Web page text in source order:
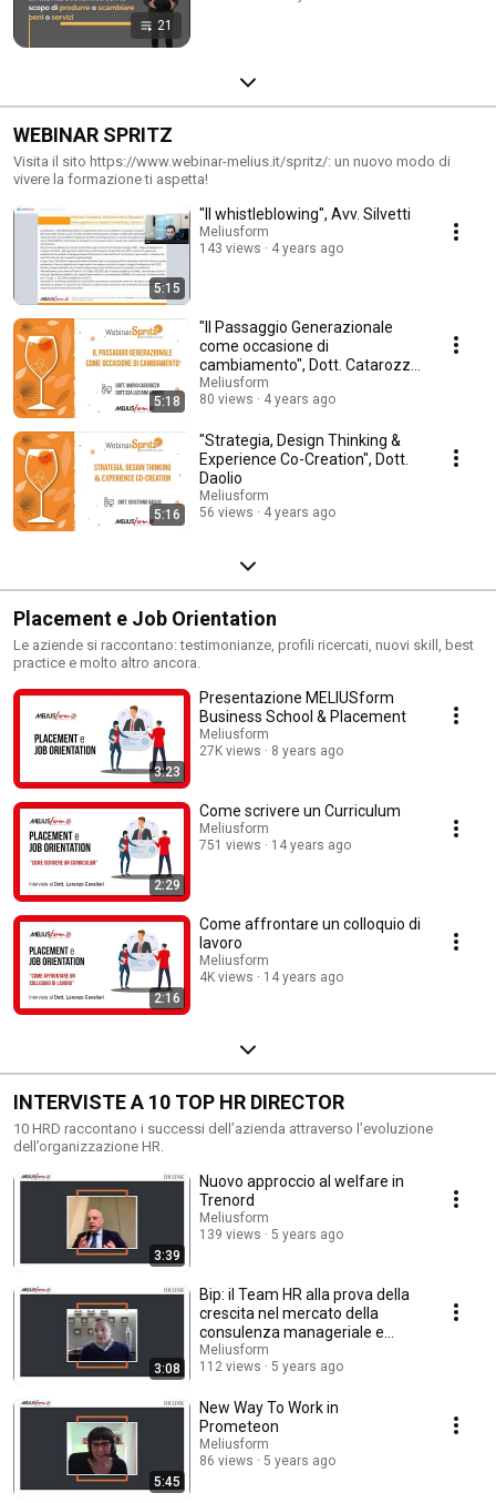
21
WEBINAR SPRITZ
Visita il sito https://www.webinar-melius.it/spritz/: un nuovo modo di
vivere la formazione ti aspetta!
5:15
"Il whistleblowing", Avv. Silvetti
Meliusform
143 views
4 years ago
5:18
"Il Passaggio Generazionale
come occasione di
cambiamento", Dott. Catarozzo
e Dott.ssa Lauber
Meliusform
80 views
4 years ago
5:16
"Strategia, Design Thinking &
Experience Co-Creation", Dott.
Daolio
Meliusform
56 views
4 years ago
Placement e Job Orientation
Le aziende si raccontano: testimonianze, profili ricercati, nuovi skill, best
practice e molto altro ancora.
3:23
Presentazione MELIUSform
Business School & Placement
Meliusform
27K views
8 years ago
2:29
Come scrivere un Curriculum
Meliusform
751 views
14 years ago
2:16
Come affrontare un colloquio di
lavoro
Meliusform
4K views
14 years ago
INTERVISTE A 10 TOP HR DIRECTOR
10 HRD raccontano i successi dell’azienda attraverso l’evoluzione
dell’organizzazione HR.
3:39
Nuovo approccio al welfare in
Trenord
Meliusform
139 views
5 years ago
3:08
Bip: il Team HR alla prova della
crescita nel mercato della
consulenza manageriale e
digitale
Meliusform
112 views
5 years ago
5:45
New Way To Work in
Prometeon
Meliusform
86 views
5 years ago